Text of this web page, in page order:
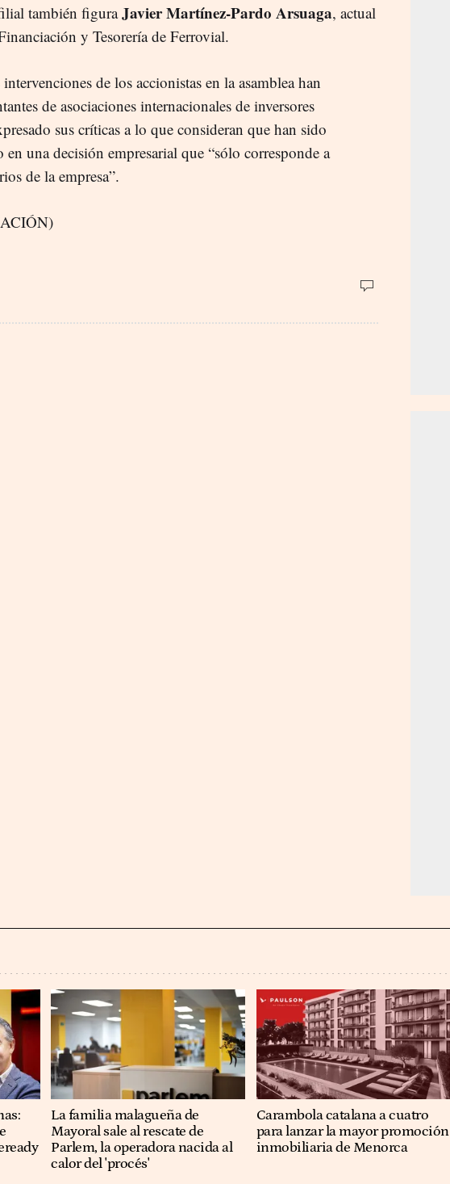
también figuraJavier Martínez-Pardo Arsuaga, actual
y Tesorería de Ferrovial.
de los accionistas en la asamblea han
de asociaciones internacionales de inversores
sus críticas a lo que consideran que han sido
una decisión empresarial que “sólo corresponde a
de la empresa”.
La familia malagueña de
Mayoral sale al rescate de
Parlem, la operadora nacida al
calor del 'procés'
Carambola catalana a cuatro
para lanzar la mayor promoción
inmobiliaria de Menorca